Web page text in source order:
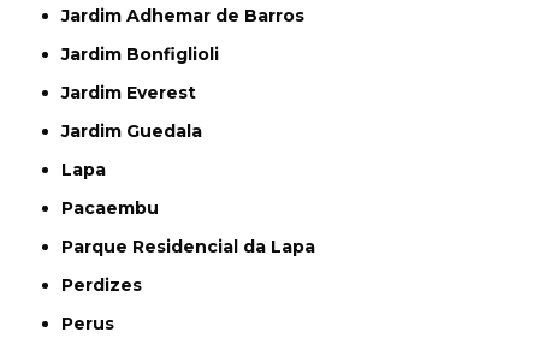
Jardim Adhemar de Barros
Jardim Bonfiglioli
Jardim Everest
Jardim Guedala
Lapa
Pacaembu
Parque Residencial da Lapa
Perdizes
Perus